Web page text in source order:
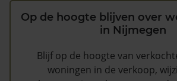
Op de hoogte blijven over
in Nijmegen
Blijf op de hoogte van
woningen in de verkoop,